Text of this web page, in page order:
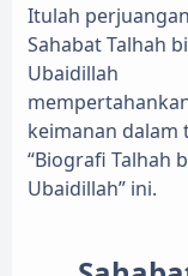
Itulah perjuangan
Sahabat Talhah
Ubaidillah
keimanan dalam
“Biografi Talhah
Ubaidillah” ini.